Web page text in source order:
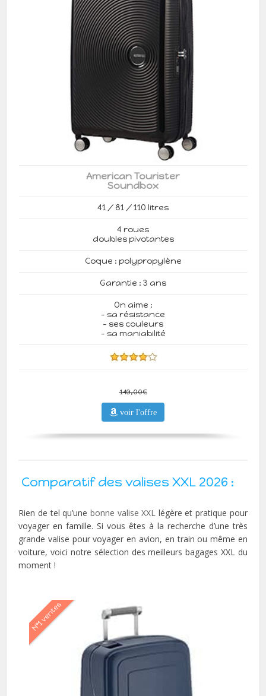
American Tourister
Soundbox
41 / 81 / 110 litres
4 roues
doubles pivotantes
Coque : polypropylène
Garantie : 3 ans
On aime :
- sa résistance
- ses couleurs
- sa maniabilité
149,00€
voir l'offre
Comparatif des valises XXL 2026 :
Rien de tel qu’une bonne valise XXL légère et pratique pour
voyager en famille. Si vous êtes à la recherche d’une très
grande valise pour voyager en avion, en train ou même en
voiture, voici notre sélection des meilleurs bagages XXL du
moment !
N°1 ventes